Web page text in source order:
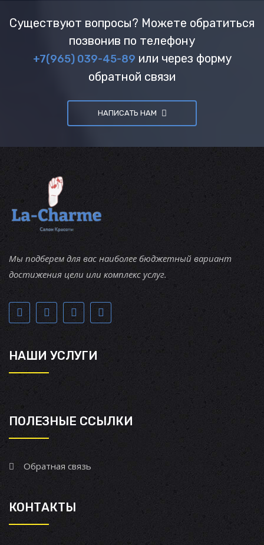
Существуют вопросы? Можете обратиться
позвонив по телефону
+7(965) 039-45-89 или через форму
обратной связи
НАПИСАТЬ НАМ
Мы подберем для вас наиболее бюджетный вариант
достижения цели или комплекс услуг.
НАШИ УСЛУГИ
ПОЛЕЗНЫЕ ССЫЛКИ
Обратная связь
КОНТАКТЫ